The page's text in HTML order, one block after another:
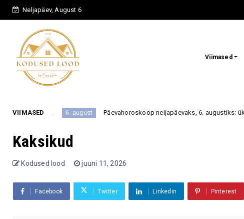
Neljapäev, August 6
Viimased
VIIMASED
6. august Päevahoroskoop neljapäevaks, 6. augustiks: üks rahulik
Kaksikud
Kodused lood juuni 11, 2026
Facebook Twitter Linkedin Pinterest